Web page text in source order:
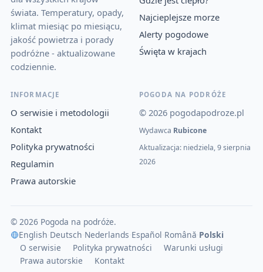
świata. Temperatury, opady,
klimat miesiąc po miesiącu,
jakość powietrza i porady
podróżne - aktualizowane
codziennie.
Najcieplejsze morze
Alerty pogodowe
Święta w krajach
INFORMACJE
O serwisie i metodologii
Kontakt
Polityka prywatności
Regulamin
Prawa autorskie
POGODA NA PODRÓŻE
© 2026 pogodapodroze.pl
Wydawca Rubicone
Aktualizacja: niedziela, 9 sierpnia
2026
© 2026 Pogoda na podróże.
English Deutsch Nederlands Español Română Polski
O serwisie
Polityka prywatności
Warunki usługi
Prawa autorskie
Kontakt